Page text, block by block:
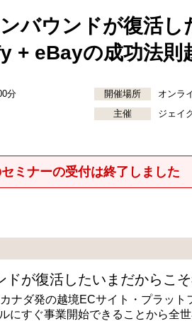
バウンドが復活し
+ eBayの成功法則
分 開催場所
オンラ
主催 ジェイ
ミナーの受付は終了しました
ドが復活したいまだからこ
ナダ発の越境ECサイト・プラッ
にすぐ事業開始できることから全